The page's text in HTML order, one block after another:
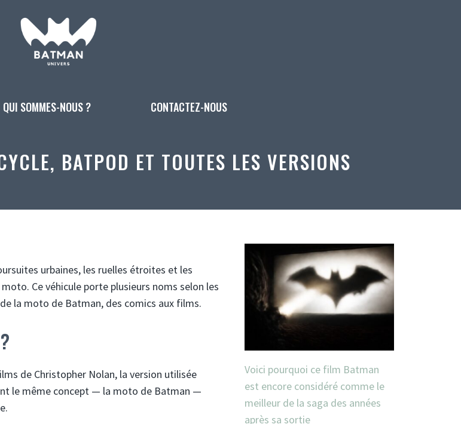
QUI SOMMES-NOUS ? CONTACTEZ-NOUS
BATPOD ET TOUTES LES VERSIONS
urbaines, les ruelles étroites et les
Ce véhicule porte plusieurs noms selon les
la moto de Batman, des comics aux films.
de Christopher Nolan, la version utilisée
le même concept — la moto de Batman —
Voici pourquoi ce film Batman
est encore considéré comme le
meilleur de la saga des années
après sa sortie